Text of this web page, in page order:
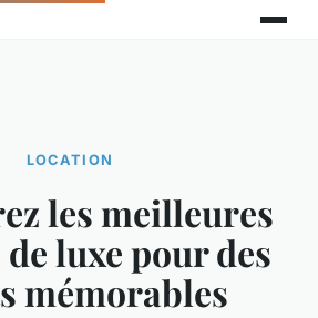
LOCATION
les meilleures
luxe pour des
mémorables